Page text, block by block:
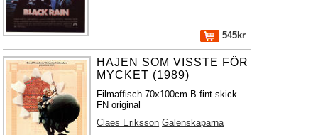
545kr
HAJEN SOM VISSTE FÖR
MYCKET (1989)
Filmaffisch 70x100cm B fint skick
FN original
Claes Eriksson Galenskaparna